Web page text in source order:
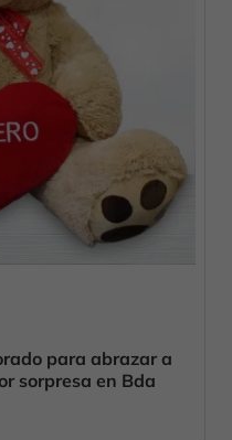
para abrazar a
sorpresa en Bda